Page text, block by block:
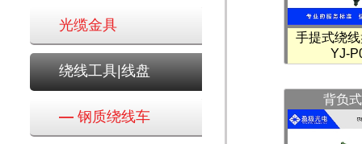
光缆金具
绕线工具|线盘
— 钢质绕线车
手提式绕
YJ-
背负